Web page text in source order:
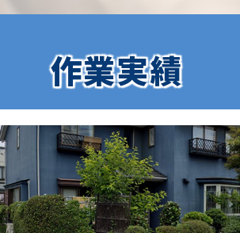
当社
池
木
祖
で
皆
作業実績